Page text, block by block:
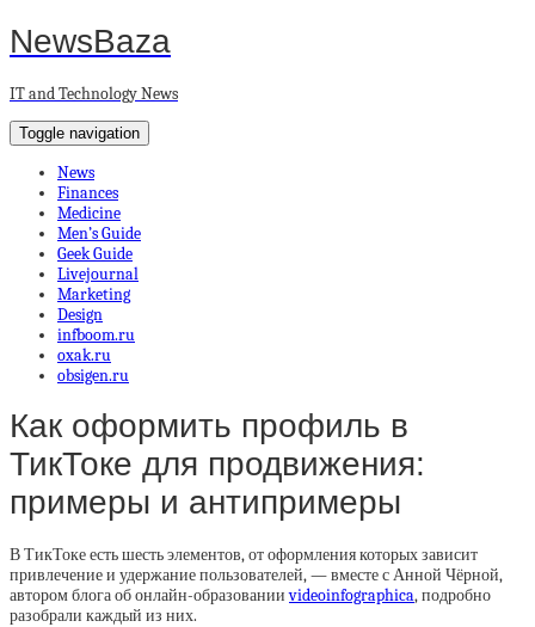
NewsBaza
IT and Technology News
Toggle navigation
News
Finances
Medicine
Men’s Guide
Geek Guide
Livejournal
Marketing
Design
infboom.ru
oxak.ru
obsigen.ru
Как оформить профиль в
ТикТоке для продвижения:
примеры и антипримеры
В ТикТоке есть шесть элементов, от оформления которых зависит
привлечение и удержание пользователей, — вместе с Анной Чёрной,
автором блога об онлайн-образованииvideoinfographica, подробно
разобрали каждый из них.